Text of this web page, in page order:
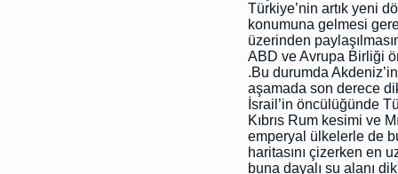
Türkiye’nin artık yeni
konumuna gelmesi
üzerinden
ABD ve Avrupa Birliği
.Bu durumda
aşamada son derece
İsrail’in öncülüğünde
Kıbrıs Rum kesimi ve
emperyal ülkelerle de
haritasını çizerken en
buna dayalı su alanı